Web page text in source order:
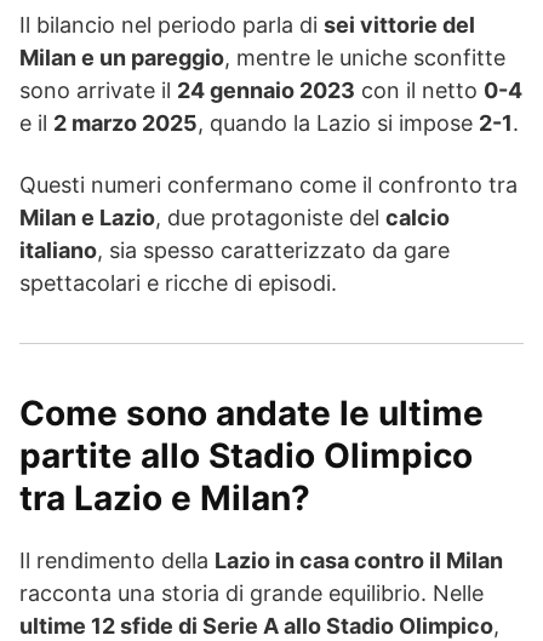
Il bilancio nel periodo parla di sei vittorie del
Milan e un pareggio, mentre le uniche sconfitte
sono arrivate il 24 gennaio 2023 con il netto 0-4
e il 2 marzo 2025, quando la Lazio si impose 2-1.
Questi numeri confermano come il confronto tra
Milan e Lazio, due protagoniste del calcio
italiano, sia spesso caratterizzato da gare
spettacolari e ricche di episodi.
Come sono andate le ultime
partite allo Stadio Olimpico
tra Lazio e Milan?
Il rendimento della Lazio in casa contro il Milan
racconta una storia di grande equilibrio. Nelle
ultime 12 sfide di Serie A allo Stadio Olimpico,